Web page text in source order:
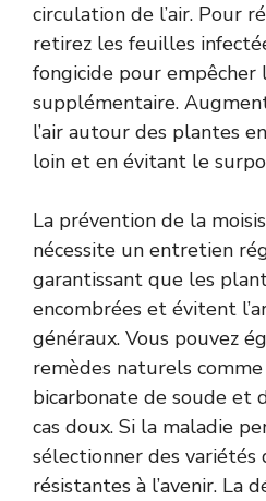
circulation de l’air. Pour
retirez les feuilles
fongicide pour empêcher
supplémentaire.
l’air autour des plantes
loin et en évitant le
La prévention de la
nécessite un entretien
garantissant que les
encombrées et évitent
généraux. Vous pouvez
remèdes naturels
bicarbonate de soude et
cas doux. Si la maladie
sélectionner des
résistantes à l’avenir. La